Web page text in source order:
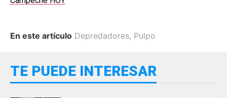
En este artículo Depredadores, Pulpo
TE PUEDE INTERESAR